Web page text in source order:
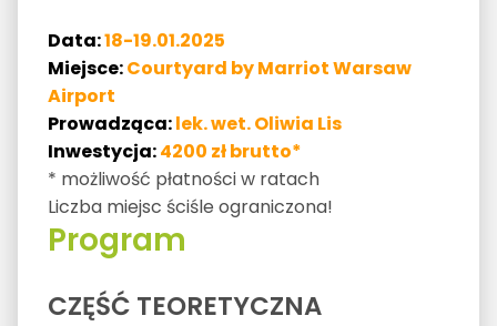
Data:18-19.01.2025
Miejsce:Courtyard by Marriot Warsaw
Airport
Prowadząca:lek. wet. Oliwia Lis
Inwestycja:4200 zł brutto*
* możliwość płatności w ratach
Liczba miejsc ściśle ograniczona!
Program
CZĘŚĆ TEORETYCZNA